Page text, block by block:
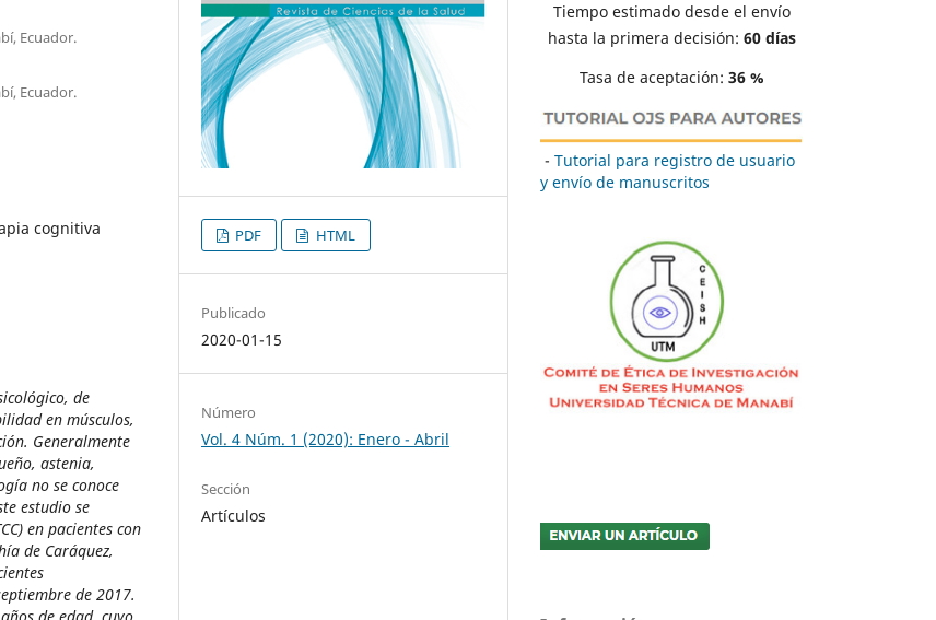
Ecuador.
Ecuador.
cognitiva
de
en músculos,
Generalmente
astenia,
no se conoce
estudio se
en pacientes con
de Caráquez,
de 2017.
PDF HTML
Publicado
2020-01-15
Número
Vol. 4 Núm. 1 (2020): Enero - Abril
Sección
Artículos
Tiempo estimado desde el envío
hasta la primera decisión: 60 días
Tasa de aceptación: 36 %
- Tutorial para registro de usuario
y envío de manuscritos